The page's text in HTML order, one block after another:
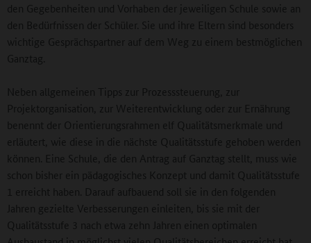
den Gegebenheiten und Vorhaben der jeweiligen Schule sowie an
den Bedürfnissen der Schüler. Sie und ihre Eltern sind besonders
wichtige Gesprächspartner auf dem Weg zu einem bestmöglichen
Ganztag.
Neben allgemeinen Tipps zur Prozesssteuerung, zur
Projektorganisation, zur Weiterentwicklung oder zur Ernährung
benennt der Orientierungsrahmen elf Qualitätsmerkmale und
erläutert, wie diese in die nächste Qualitätsstufe gehoben werden
können. Eine Schule, die den Antrag auf Ganztag stellt, muss wie
schon bisher ein pädagogisches Konzept und damit Qualitätsstufe
1 erreicht haben. Darauf aufbauend soll sie in den folgenden
Jahren gezielte Verbesserungen einleiten, bis sie mit der
Qualitätsstufe 3 nach etwa zehn Jahren einen optimalen